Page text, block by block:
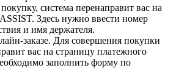
система перенаправит вас на
Здесь нужно ввести номер
и имя держателя.
заказе. Для совершения покупки
вас на страницу платежного
заполнить форму по